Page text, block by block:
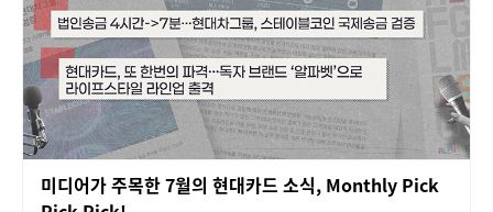
미디어가 주목한 7월의 현대카드 소식, Monthly Pick